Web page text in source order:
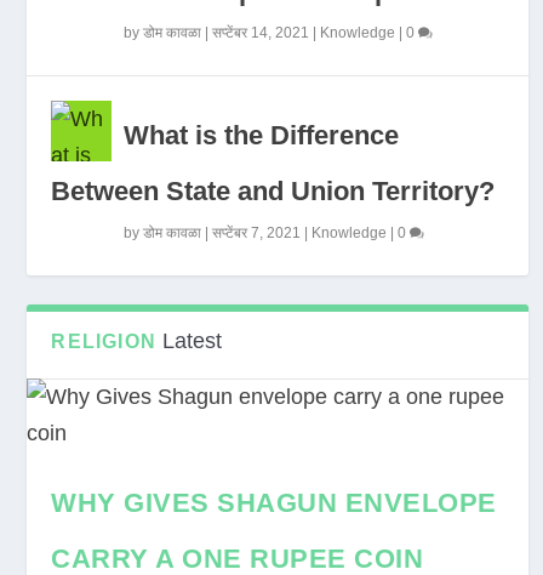
byडोम कावळा |सप्टेंबर 14, 2021 Knowledge |0
What is the Difference
Between State and Union Territory?
byडोम कावळा |सप्टेंबर 7, 2021 Knowledge |0
RELIGION Latest
WHY GIVES SHAGUN ENVELOPE
CARRY A ONE RUPEE COIN